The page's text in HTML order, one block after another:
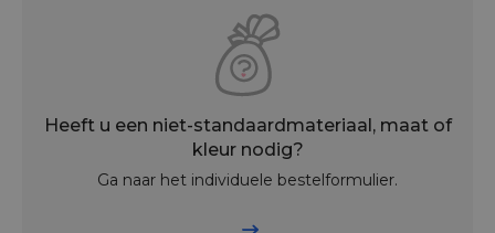
Heeft u een niet-standaardmateriaal, maat of
kleur nodig?
Ga naar het individuele bestelformulier.